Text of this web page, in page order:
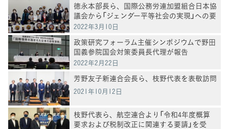
徳永本部長ら、国際公務労連加盟組合日本協
議会から「ジェンダー平等社会の実現」への要
請受ける
2022年3月10日
政策研究フォーラム主催シンポジウムで野田
国義参院国会対策委員長代理が報告
2022年2月22日
芳野友子新連合会長ら、枝野代表を表敬訪問
2021年10月12日
枝野代表ら、航空連合より「令和4年度概算
要求および税制改正に関連する要請」を受